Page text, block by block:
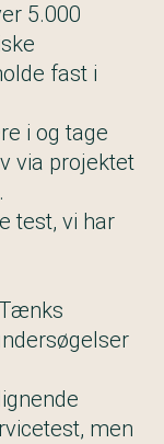
5.000
fast i
i og tage
via projektet
test, vi har
men